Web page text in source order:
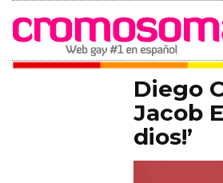
Diego
Jacob
dios!’